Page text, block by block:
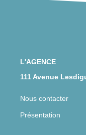
L'AGENCE
111 Avenue
Nous contacter
Présentation